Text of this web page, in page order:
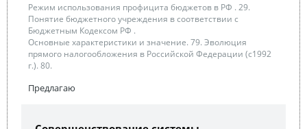
Режим использования профицита бюджетов в РФ . 29.
Понятие бюджетного учреждения в соответствии с
Бюджетным Кодексом РФ .
Основные характеристики и значение. 79. Эволюция
прямого налогообложения в Российской Федерации (с1992
г.). 80.
Предлагаю